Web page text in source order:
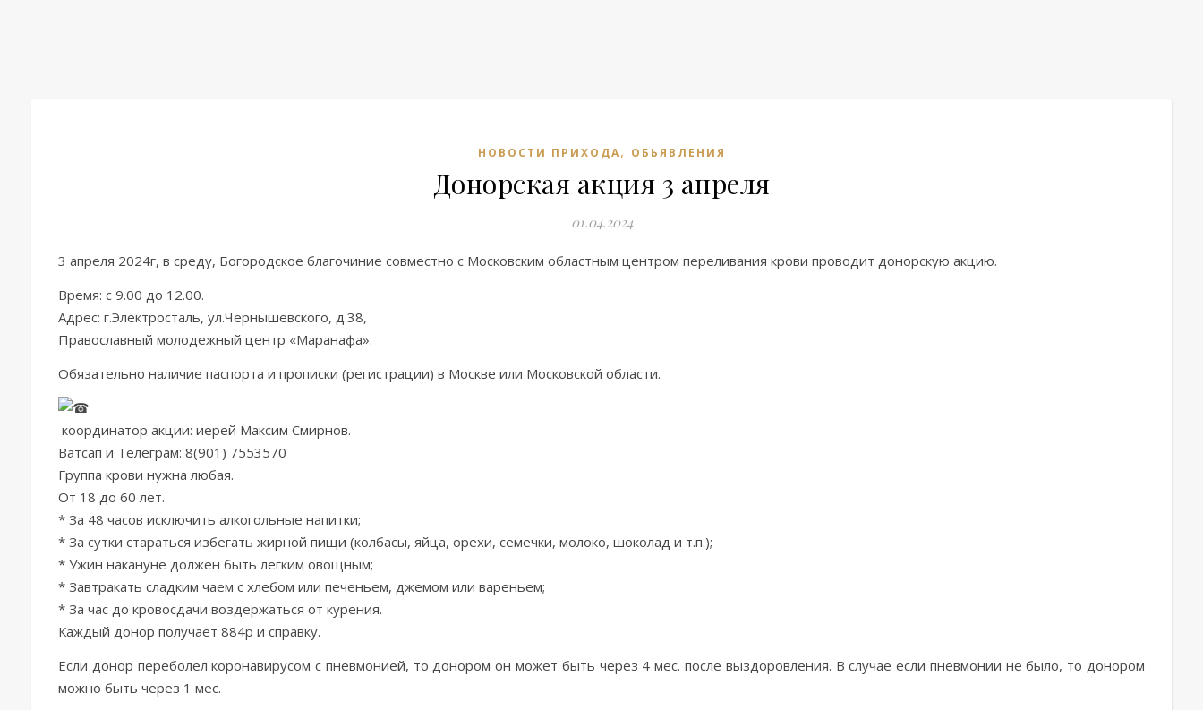
НОВОСТИ ПРИХОДА, ОБЬЯВЛЕНИЯ
Донорская акция 3 апреля
01.04.2024
3 апреля 2024г, в среду, Богородское благочиние совместно с Московским областным центром переливания крови проводит донорскую акцию.
Время: с 9.00 до 12.00.
Адрес: г.Электросталь, ул.Чернышевского, д.38,
Православный молодежный центр «Маранафа».
Обязательно наличие паспорта и прописки (регистрации) в Москве или Московской области.
координатор акции: иерей Максим Смирнов.
Ватсап и Телеграм: 8(901) 7553570
Группа крови нужна любая.
От 18 до 60 лет.
* За 48 часов исключить алкогольные напитки;
* За сутки стараться избегать жирной пищи (колбасы, яйца, орехи, семечки, молоко, шоколад и т.п.);
* Ужин накануне должен быть легким овощным;
* Завтракать сладким чаем с хлебом или печеньем, джемом или вареньем;
* За час до кровосдачи воздержаться от курения.
Каждый донор получает 884р и справку.
Если донор переболел коронавирусом с пневмонией, то донором он может быть через 4 мес. после выздоровления. В случае если пневмонии не было, то донором
можно быть через 1 мес.